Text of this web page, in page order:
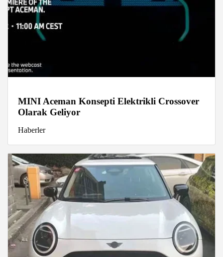
MINI Aceman Konsepti Elektrikli Crossover
Olarak Geliyor
Haberler